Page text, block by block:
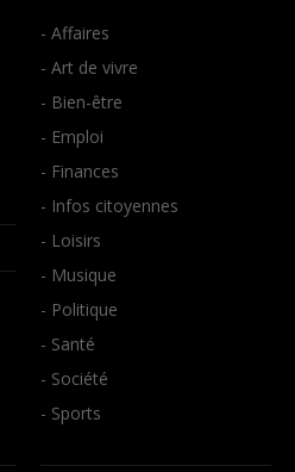
- Affaires
- Art de vivre
- Bien-être
- Emploi
- Finances
- Infos citoyennes
- Loisirs
- Musique
- Politique
- Santé
- Société
- Sports